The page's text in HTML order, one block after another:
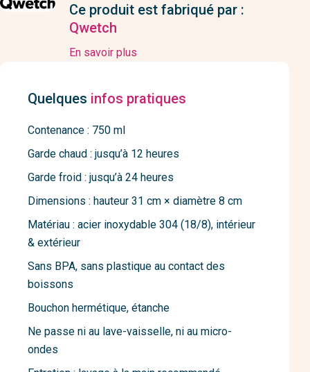
Ce produit est fabriqué par :
Qwetch
En savoir plus
Quelques infos pratiques
Contenance : 750 ml
Garde chaud : jusqu’à 12 heures
Garde froid : jusqu’à 24 heures
Dimensions : hauteur 31 cm × diamètre 8 cm
Matériau : acier inoxydable 304 (18/8), intérieur
& extérieur
Sans BPA, sans plastique au contact des
boissons
Bouchon hermétique, étanche
Ne passe ni au lave-vaisselle, ni au micro-
ondes